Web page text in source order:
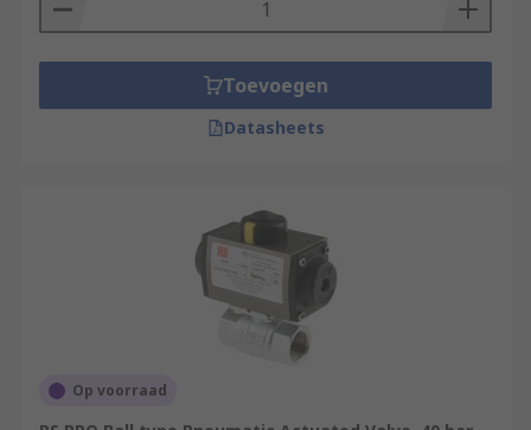
Toevoegen
Datasheets
Op voorraad